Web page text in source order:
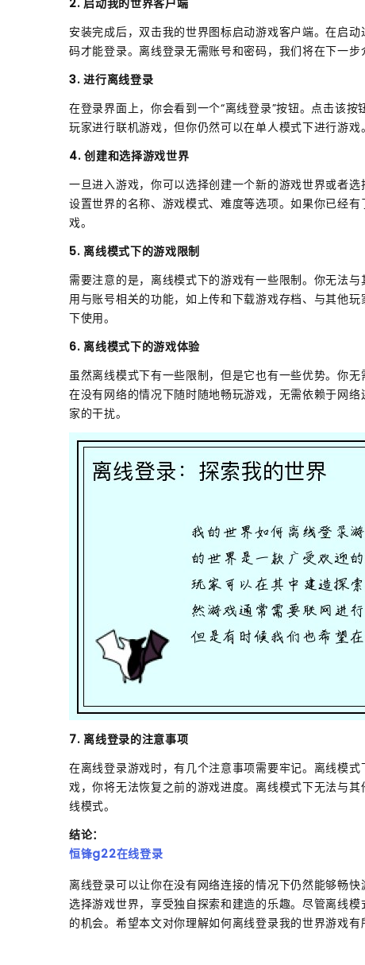
安装完成后，双击我的世界图标启动游戏客户端。在启
码才能登录。离线登录无需账号和密码，我们将在下一步
3. 进行离线登录
在登录界面上，你会看到一个“离线登录”按钮。点击该
玩家进行联机游戏，但你仍然可以在单人模式下进行游戏。
4. 创建和选择游戏世界
一旦进入游戏，你可以选择创建一个新的游戏世界或者
设置世界的名称、游戏模式、难度等选项。如果你已经
戏。
5. 离线模式下的游戏限制
需要注意的是，离线模式下的游戏有一些限制。你无法
用与账号相关的功能，如上传和下载游戏存档、与其他
下使用。
6. 离线模式下的游戏体验
虽然离线模式下有一些限制，但是它也有一些优势。你
在没有网络的情况下随时随地畅玩游戏，无需依赖于网
家的干扰。
7. 离线登录的注意事项
在离线登录游戏时，有几个注意事项需要牢记。离线模
戏，你将无法恢复之前的游戏进度。离线模式下无法与
线模式。
结论：
恒锋g22在线登录
离线登录可以让你在没有网络连接的情况下仍然能够畅
选择游戏世界，享受独自探索和建造的乐趣。尽管离线
的机会。希望本文对你理解如何离线登录我的世界游戏有